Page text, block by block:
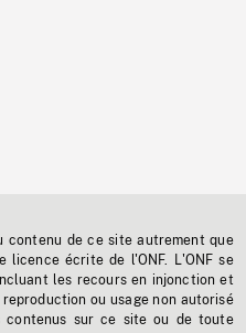
contenu de ce site autrement que
licence écrite de l'ONF. L'ONF se
les recours en injonction et
ou usage non autorisé
contenus sur ce site ou de toute